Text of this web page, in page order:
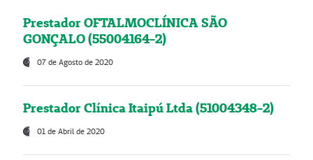
Prestador OFTALMOCLÍNICA SÃO
GONÇALO (55004164-2)
07 de Agosto de 2020
Prestador Clínica Itaipú Ltda (51004348-2)
01 de Abril de 2020